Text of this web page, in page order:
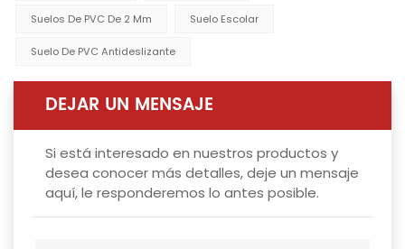
Suelos De PVC De 2 Mm Suelo Escolar
Suelo De PVC Antideslizante
DEJAR UN MENSAJE
Si está interesado en nuestros productos y
desea conocer más detalles, deje un mensaje
aquí, le responderemos lo antes posible.